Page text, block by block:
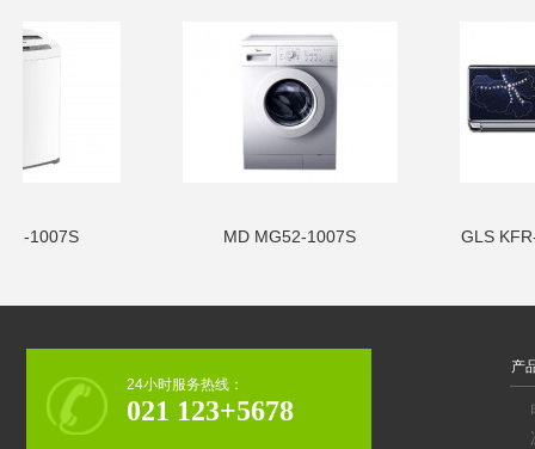
1007S MD MG52-1007S GLS KFR-
24小时服务热线：
021 123+5678
产